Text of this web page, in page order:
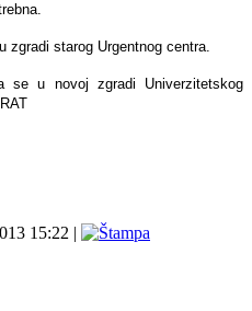
zgradi starog Urgentnog centra.
se u novoj zgradi Univerzitetskog
15:22 |